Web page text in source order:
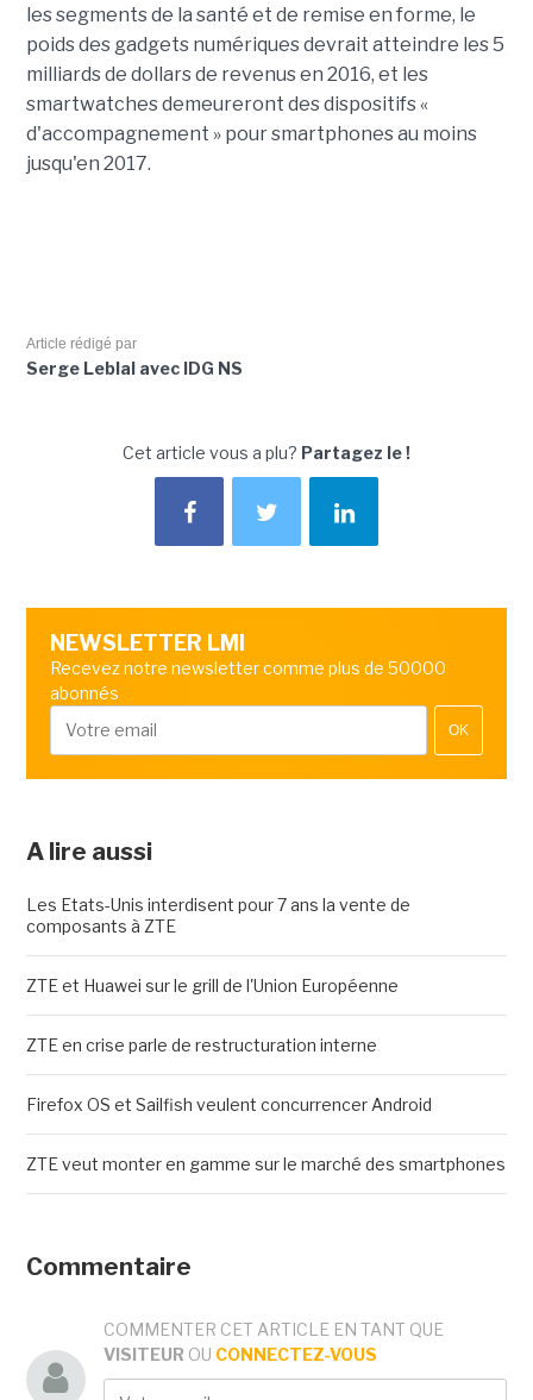
les segments de la santé et de remise en forme, le
poids des gadgets numériques devrait atteindre les 5
milliards de dollars de revenus en 2016, et les
smartwatches demeureront des dispositifs «
d'accompagnement » pour smartphones au moins
jusqu'en 2017.
Article rédigé par
Serge Leblal avec IDG NS
Cet article vous a plu? Partagez le !
NEWSLETTER LMI
Recevez notre newsletter comme plus de 50000
abonnés
OK
A lire aussi
Les Etats-Unis interdisent pour 7 ans la vente de
composants à ZTE
ZTE et Huawei sur le grill de l'Union Européenne
ZTE en crise parle de restructuration interne
Firefox OS et Sailfish veulent concurrencer Android
ZTE veut monter en gamme sur le marché des smartphones
Commentaire
COMMENTER CET ARTICLE EN TANT QUE
VISITEUR OU CONNECTEZ-VOUS